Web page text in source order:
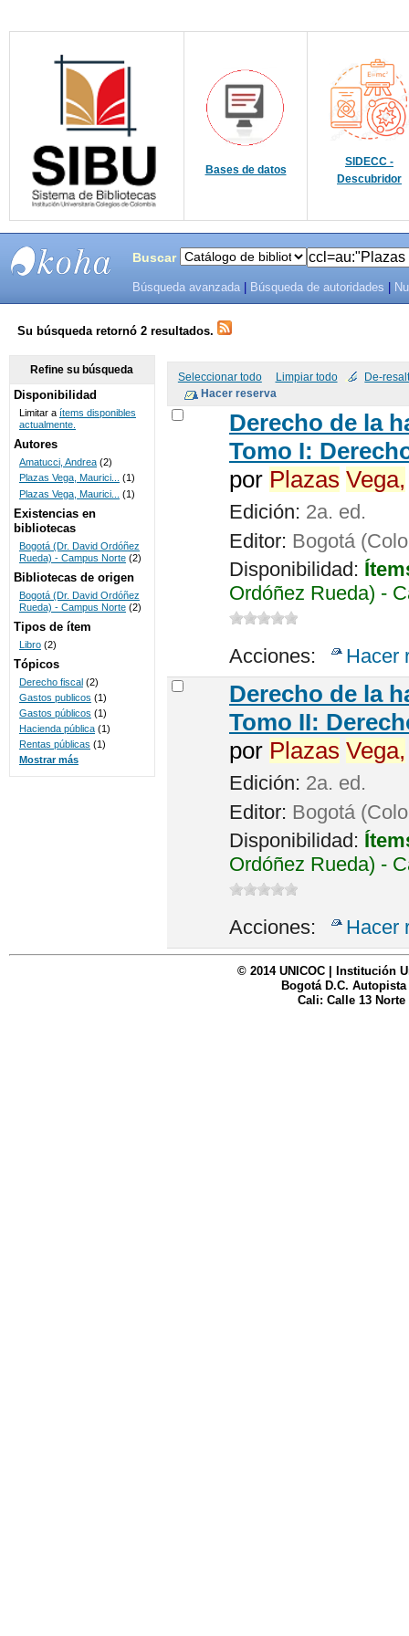
Bases de datos
SIDECC -
Descubridor
SISTEMAS
DE
BIBLIOTECAS
UNICOC
Buscar
Búsqueda avanzada Búsqueda de autoridades
Su búsqueda retornó 2 resultados.
Seleccionar todo Limpiar todo De-
Derecho de la
Tomo I:
por Plazas Vega,
Edición: 2a. ed.
Editor: Bogotá
Disponibilidad:
Ordóñez Rueda) -
Acciones: Hacer
Derecho de la
Tomo II:
por Plazas Vega,
Edición: 2a. ed.
Editor: Bogotá
Disponibilidad:
Ordóñez Rueda) -
Acciones: Hacer
Refine su búsqueda
Disponibilidad
Limitar a ítems disponibles
actualmente.
Autores
Amatucci, Andrea (2)
Plazas Vega, Maurici... (1)
Plazas Vega, Maurici...
(1)
Existencias en
bibliotecas
Bogotá (Dr. David Ordóñez
Rueda) - Campus Norte (2)
Bibliotecas de origen
Bogotá (Dr. David Ordóñez
Rueda) - Campus Norte (2)
Tipos de ítem
Libro (2)
Tópicos
Derecho fiscal (2)
Gastos publicos (1)
Gastos públicos (1)
Hacienda pública (1)
Rentas públicas (1)
Mostrar más
© 2014 UNICOC | Institución
Bogotá D.C. Autopista
Cali: Calle 13 Norte